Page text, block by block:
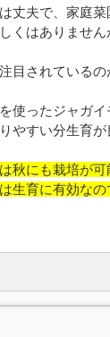
丈夫で、家庭菜
くはありません
目されているの
使ったジャガイ
やすい分生育が
秋にも栽培が
生育に有効なの